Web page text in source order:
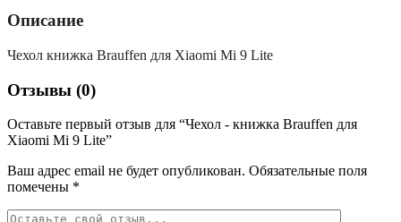
Описание
Чехол книжка Brauffen для Xiaomi Mi 9 Lite
Отзывы (0)
Оставьте первый отзыв для “Чехол - книжка Brauffen для
Xiaomi Mi 9 Lite”
Ваш адрес email не будет опубликован. Обязательные поля
помечены *